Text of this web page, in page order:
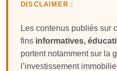
DISCLAIMER :
Les contenus publiés sur
fins informatives,
portent notamment sur la
l’investissement